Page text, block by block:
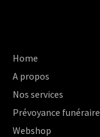
Home
A propos
Nos services
Prévoyance funéraire
Webshop